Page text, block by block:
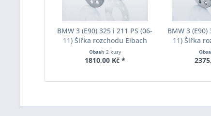
BMW 3 (E90) 325 i 211 PS (06-
11) Šířka rozchodu Eibach
Pro-Spacer S90-1-05-017
System1 Tloušťka 5mm
Obsah 2 kusy
1810,00 Kč *
BMW 3 (E90)
11) Šířka
Pro-
System2